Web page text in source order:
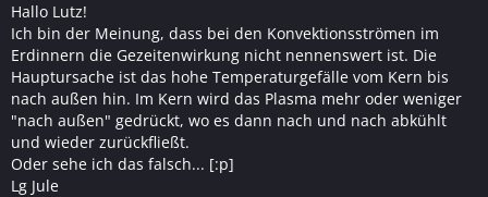
Hallo Lutz!
Ich bin der Meinung, dass bei den Konvektionsströmen im
Erdinnern die Gezeitenwirkung nicht nennenswert ist. Die
Hauptursache ist das hohe Temperaturgefälle vom Kern bis
nach außen hin. Im Kern wird das Plasma mehr oder weniger
"nach außen" gedrückt, wo es dann nach und nach abkühlt
und wieder zurückfließt.
Oder sehe ich das falsch... [:p]
Lg Jule